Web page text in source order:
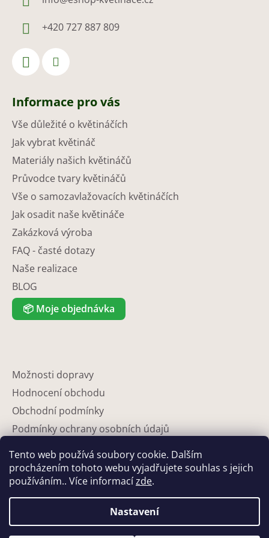
Tento web používá soubory cookie. Dalším
procházením tohoto webu vyjadřujete souhlas s jejich
používáním.. Více informacízde.
Nastavení
+420 727 887 809
Informace pro vás
Vše důležité o květináčích
Jak vybrat květináč
Materiály našich květináčů
Průvodce tvary květináčů
Vše o samozavlažovacích květináčích
Jak osadit naše květináče
Zakázková výroba
FAQ - časté dotazy
Naše realizace
BLOG
📦 Moje objednávka
Možnosti dopravy
Hodnocení obchodu
Obchodní podmínky
Podmínky ochrany osobních údajů
Partneři
Kontakty